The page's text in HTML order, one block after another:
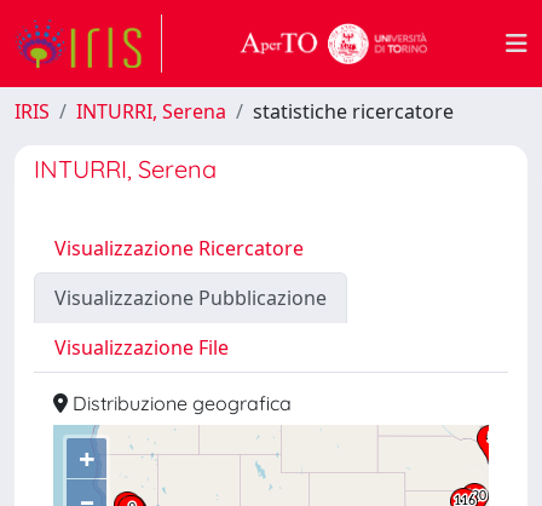
IRIS INTURRI, Serena statistiche ricercatore
INTURRI, Serena
Visualizzazione Ricercatore
Visualizzazione Pubblicazione
Visualizzazione File
Distribuzione geografica
+